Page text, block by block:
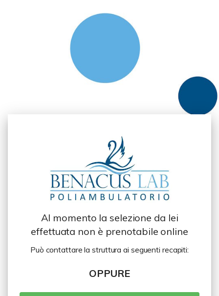
Al momento la selezione da lei
effettuata non è prenotabile online
Può contattare la struttura ai seguenti recapiti:
OPPURE